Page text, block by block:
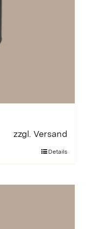
zzgl. Versand
Details